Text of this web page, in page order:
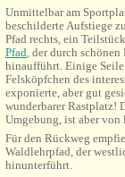
Unmittelbar am
beschilderte Aufstiege
Pfad rechts, ein
Pfad, der durch
hinaufführt. Einige Seile
Felsköpfchen des
exponierte, aber gut
wunderbarer Rastplatz!
Umgebung, ist aber
Für den Rückweg
Waldlehrpfad, der
hinunterführt.